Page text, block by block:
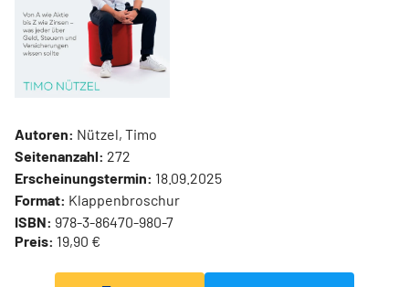
Autoren: Nützel, Timo
Seitenanzahl: 272
Erscheinungstermin: 18.09.2025
Format: Klappenbroschur
ISBN: 978-3-86470-980-7
Preis: 19,90 €